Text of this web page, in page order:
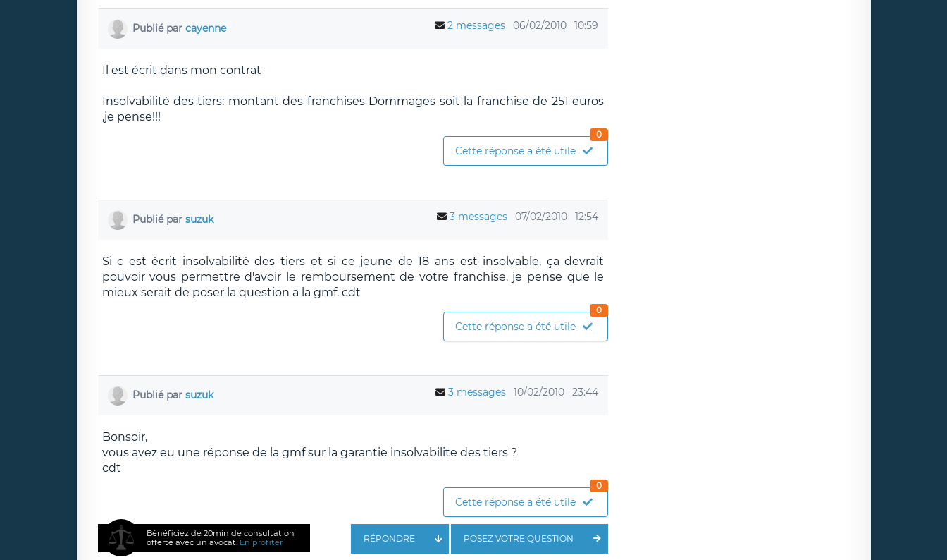
Publié par cayenne 2 messages 06/02/2010 10:59
Il est écrit dans mon contrat
Insolvabilité des tiers: montant des franchises Dommages soit la franchise de 251 euros
,je pense!!!
Cette réponse a été utile
0
Publié par suzuk 3 messages 07/02/2010 12:54
Si c est écrit insolvabilité des tiers et si ce jeune de 18 ans est insolvable, ça devrait
pouvoir vous permettre d'avoir le remboursement de votre franchise. je pense que le
mieux serait de poser la question a la gmf. cdt
Cette réponse a été utile
0
Publié par suzuk 3 messages 10/02/2010 23:44
Bonsoir,
vous avez eu une réponse de la gmf sur la garantie insolvabilite des tiers ?
cdt
Cette réponse a été utile
0
Bénéficiez de 20min de consultation
offerte avec un avocat. En profiter POSEZ VOTRE QUESTION
RÉPONDRE